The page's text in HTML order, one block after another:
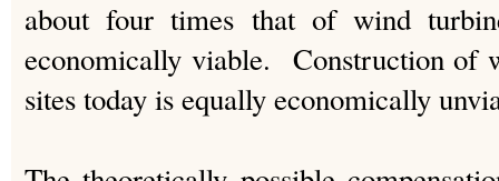
about four times that of wind
economically viable. Construction of
sites today is equally economically